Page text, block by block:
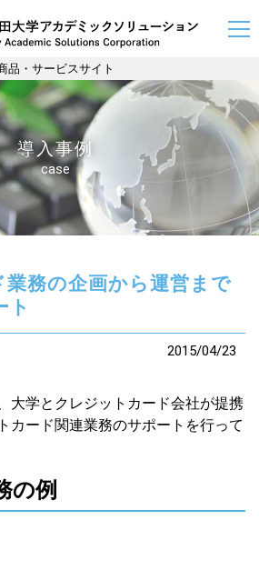
品・サービスサイト
導入事例
case
業務の企画から運営まで
ト
2015/04/23
大学とクレジットカード会社が提携
カード関連業務のサポートを行って
の例